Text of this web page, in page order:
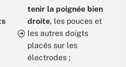
tenir la poignée bien
droite, les pouces et
les autres doigts
placés sur les
électrodes ;